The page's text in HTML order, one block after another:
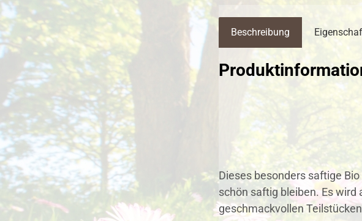
Beschreibung
Dieses besonders saftige
schön saftig bleiben. Es wird
geschmackvollen